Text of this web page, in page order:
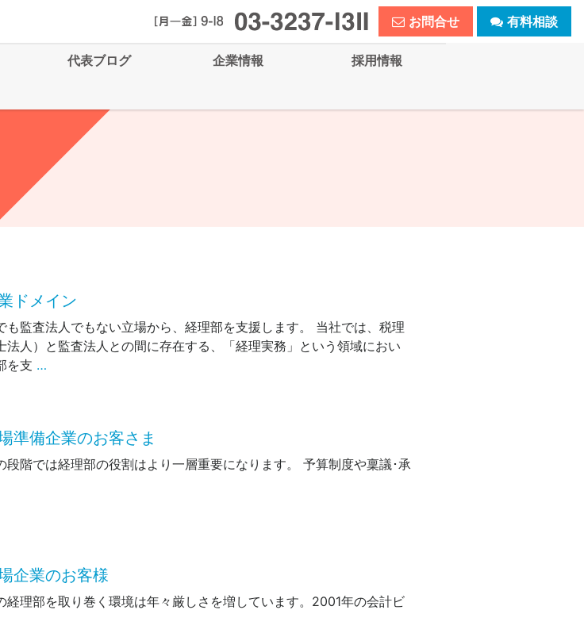
お問合せ 有料相談
代表ブログ 企業情報 採用情報
ドメイン
も監査法人でもない立場から、経理部を支援します。 当社では、税理
法人）と監査法人との間に存在する、「経理実務」という領域におい
を支 …
場準備企業のお客さま
段階では経理部の役割はより一層重要になります。 予算制度や稟議･承
場企業のお客様
経理部を取り巻く環境は年々厳しさを増しています。2001年の会計ビ